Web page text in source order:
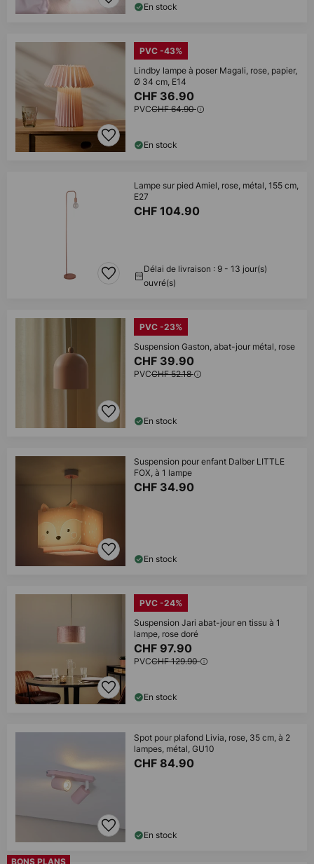
En stock
PVC -43%
Lindby lampe à poser Magali, rose, papier,
Ø 34 cm, E14
CHF 36.90
PVCCHF 64.90
En stock
Lampe sur pied Amiel, rose, métal, 155 cm,
E27
CHF 104.90
Délai de livraison : 9 - 13 jour(s)
ouvré(s)
PVC -23%
Suspension Gaston, abat-jour métal, rose
CHF 39.90
PVCCHF 52.18
En stock
Suspension pour enfant Dalber LITTLE
FOX, à 1 lampe
CHF 34.90
En stock
PVC -24%
Suspension Jari abat-jour en tissu à 1
lampe, rose doré
CHF 97.90
PVCCHF 129.90
En stock
Spot pour plafond Livia, rose, 35 cm, à 2
lampes, métal, GU10
CHF 84.90
En stock
BONS PLANS